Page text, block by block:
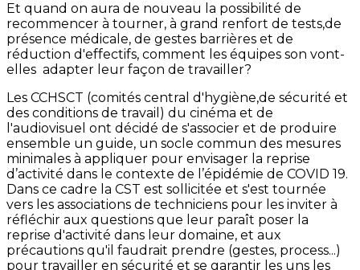
Et quand on aura de nouveau la possibilité de
recommencer à tourner, à grand renfort de tests,de
présence médicale, de gestes barrières et de
réduction d'effectifs, comment les équipes son vont-
elles adapter leur façon de travailler?
Les CCHSCT (comités central d'hygiène,de sécurité et
des conditions de travail) du cinéma et de
l'audiovisuel ont décidé de s'associer et de produire
ensemble un guide, un socle commun des mesures
minimales à appliquer pour envisager la reprise
d’activité dans le contexte de l’épidémie de COVID 19.
Dans ce cadre la CST est sollicitée et s'est tournée
vers les associations de techniciens pour les inviter à
réfléchir aux questions que leur paraît poser la
reprise d'activité dans leur domaine, et aux
précautions qu'il faudrait prendre (gestes, process...)
pour travailler en sécurité et se garantir les uns les